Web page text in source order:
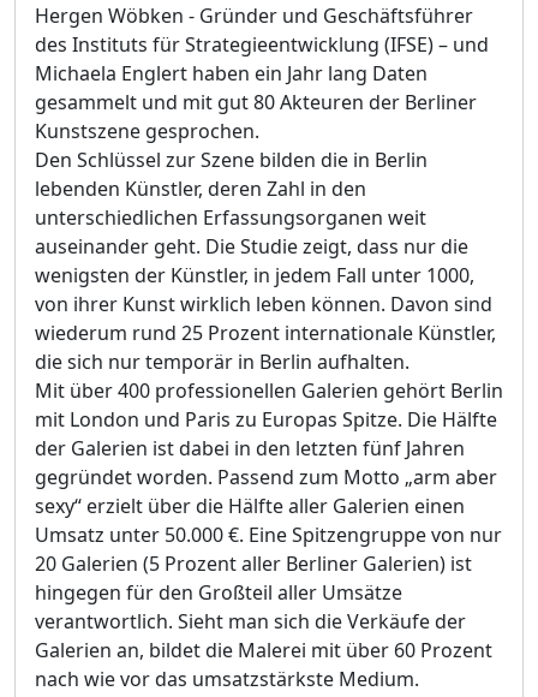
Hergen Wöbken - Gründer und Geschäftsführer
des Instituts für Strategieentwicklung (IFSE) – und
Michaela Englert haben ein Jahr lang Daten
gesammelt und mit gut 80 Akteuren der Berliner
Kunstszene gesprochen.
Den Schlüssel zur Szene bilden die in Berlin
lebenden Künstler, deren Zahl in den
unterschiedlichen Erfassungsorganen weit
auseinander geht. Die Studie zeigt, dass nur die
wenigsten der Künstler, in jedem Fall unter 1000,
von ihrer Kunst wirklich leben können. Davon sind
wiederum rund 25 Prozent internationale Künstler,
die sich nur temporär in Berlin aufhalten.
Mit über 400 professionellen Galerien gehört Berlin
mit London und Paris zu Europas Spitze. Die Hälfte
der Galerien ist dabei in den letzten fünf Jahren
gegründet worden. Passend zum Motto „arm aber
sexy“ erzielt über die Hälfte aller Galerien einen
Umsatz unter 50.000 €. Eine Spitzengruppe von nur
20 Galerien (5 Prozent aller Berliner Galerien) ist
hingegen für den Großteil aller Umsätze
verantwortlich. Sieht man sich die Verkäufe der
Galerien an, bildet die Malerei mit über 60 Prozent
nach wie vor das umsatzstärkste Medium.